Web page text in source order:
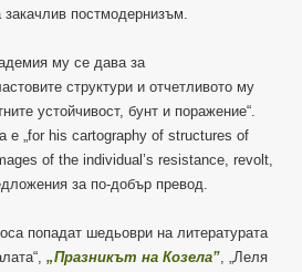
постмодернизъм.
му се дава за
структури и отчетливото му
устойчивост, бунт и поражение“.
е „for his cartography of structures of
of the individual’s resistance, revolt,
за по-добър превод.
попадат шедьоври на литературата
„Празникът на Козела”, „Леля